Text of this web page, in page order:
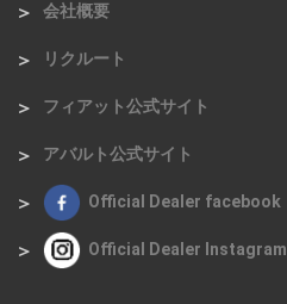
会社概要
リクルート
フィアット公式サイト
アバルト公式サイト
Official Dealer facebook
Official Dealer Instagram